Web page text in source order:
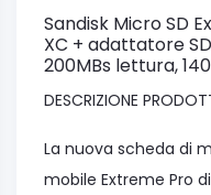
Sandisk Micro SD
XC + adattatore SD
200MBs lettura,
DESCRIZIONE
La nuova scheda di
mobile Extreme Pro